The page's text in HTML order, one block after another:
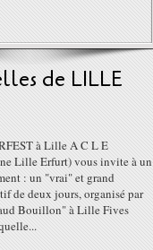
de LILLE
à Lille A C L E
Lille Erfurt) vous invite à un
: un "vrai" et grand
de deux jours, organisé par
Bouillon" à Lille Fives